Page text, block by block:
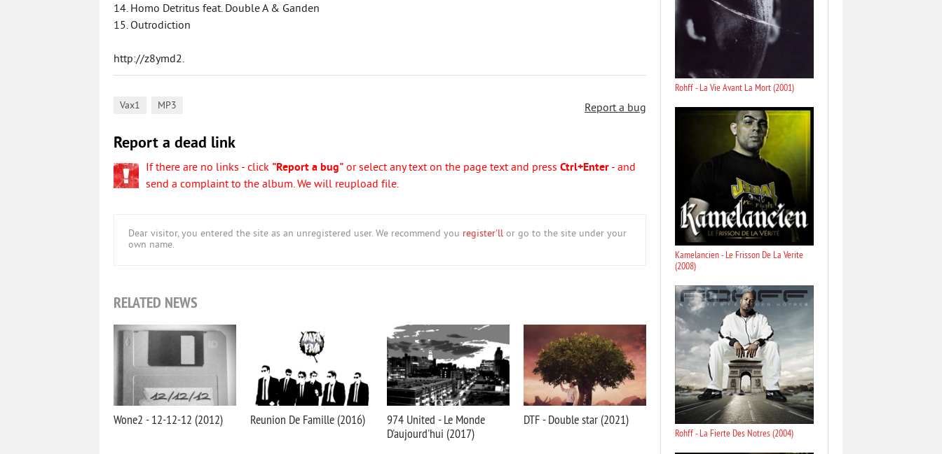
14. Homo Detritus feat. Double A & Gaпden
15. Outrodiction
http://z8ymd2.
Report a bug
Vax1 MP3
Report a dead link
If there are no links - click "Report a bug" or select any text on the page text and press Ctrl+Enter - and
send a complaint to the album. We will reupload file.
Dear visitor, you entered the site as an unregistered user. We recommend you register'll or go to the site under your
own name.
RELATED NEWS
Wone2 - 12-12-12 (2012) Reunion De Famille (2016)
974 United - Le Monde
D'aujourd'hui (2017)
DTF - Double star (2021)
Rohff - La Vie Avant La Mort (2001)
Kamelancien - Le Frisson De La Verite
(2008)
Rohff - La Fierte Des Notres (2004)